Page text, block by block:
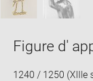
Figure d'
1240 / 1250 (XIIIe